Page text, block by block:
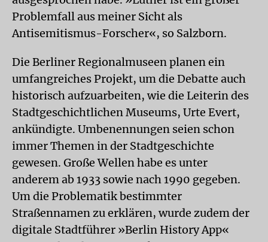
Problemfall aus meiner Sicht als
Antisemitismus-Forscher«, so Salzborn.
Die Berliner Regionalmuseen planen ein
umfangreiches Projekt, um die Debatte auch
historisch aufzuarbeiten, wie die Leiterin des
Stadtgeschichtlichen Museums, Urte Evert,
ankündigte. Umbenennungen seien schon
immer Themen in der Stadtgeschichte
gewesen. Große Wellen habe es unter
anderem ab 1933 sowie nach 1990 gegeben.
Um die Problematik bestimmter
Straßennamen zu erklären, wurde zudem der
digitale Stadtführer »Berlin History App«